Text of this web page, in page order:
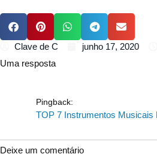
Clave de C junho 17, 2020
Uma resposta
Pingback:
TOP 7 Instrumentos Musicais
Deixe um comentário